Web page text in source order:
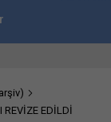
REVİZE EDİLDİ